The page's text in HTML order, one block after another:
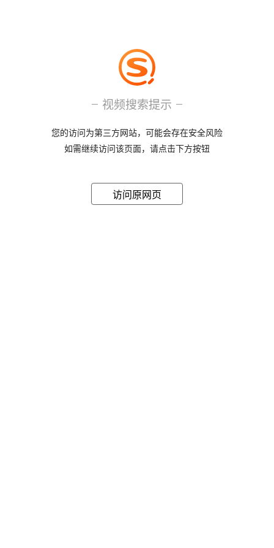
视频搜索提示
您的访问为第三方网站，可能会存在安全风险
如需继续访问该页面，请点击下方按钮
访问原网页